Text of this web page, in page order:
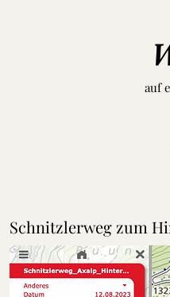
auf
Schnitzlerweg zum